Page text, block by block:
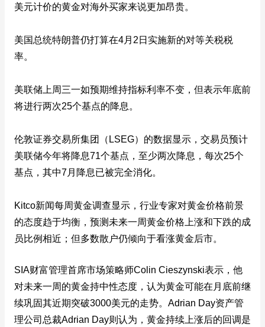
美元计价的黄金对海外买家来说更加昂贵。
美国总统特朗普仍打算在4月2日实施新的对等关税税
率。
美联储上周三一如预期维持指标利率不变，但表示年底前
将进行两次25个基点的降息。
伦敦证券交易所集团（LSEG）的数据显示，交易员预计
美联储今年将降息71个基点，至少两次降息，每次25个
基点，其中7月降息已被完全消化。
Kitco新闻每周黄金调查显示，行业专家对黄金价格前景
的态度趋于均衡，预测未来一周黄金价格上涨和下跌的成
员比例相近；但多数散户仍倾向于看涨黄金后市。
SIA财富管理首席市场策略师Colin Cieszynski表示，他
对未来一周的黄金持中性态度，认为黄金可能在月底前继
续巩固其近期突破3000美元的走势。Adrian Day资产管
理公司总裁Adrian Day则认为，黄金持续上涨后的回调是